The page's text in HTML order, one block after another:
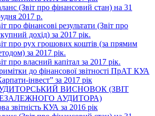
(Звіт про фінансовий стан) на 31
2017 р.
про фінансові результати (Звіт про
дохід) за 2017 рік.
про рух грошових коштів (за прямим
за 2017 рік.
про власний капітал за 2017 рік.
до фінансової звітності ПрАТ КУА
інвест” за 2017 рік
ВИСНОВОК (ЗВІТ
АУДИТОРА)
звітність КУА за 2016 рік